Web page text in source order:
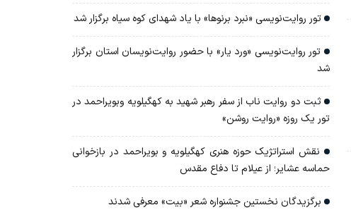
تور روایت‌نویسی «نبرد برنوها» با یاد شهدای کوه سیاه برگزار شد
تور روایت‌نویسی «ورد یار» با حضور روایت‌نویسان استان برگزار
شد
ثبت دو روایت ناب از سفر رهبر شهید به کهگیلویه وبویراحمد در
تور یک روزه «روایت روشن»
نقش استراتژیک حوزه هنری کهگیلویه و بویراحمد در بازخوانی
حماسه عشایر؛ از عیلام تا دفاع مقدس
برگزیدگان نخستین جشنواره شعر «بیت» معرفی شدند